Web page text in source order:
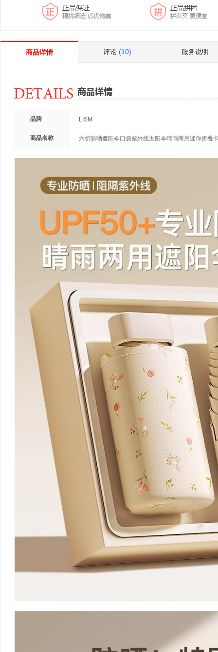
商品详情 评论 (10) 服务说明
品牌 LISM
商品名称 六折防晒遮阳伞口袋紫外线太阳伞晴雨两用迷你折叠